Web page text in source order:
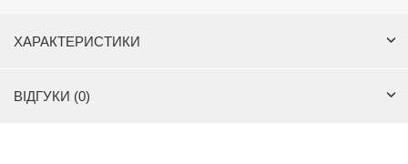
ХАРАКТЕРИСТИКИ
ВІДГУКИ (0)